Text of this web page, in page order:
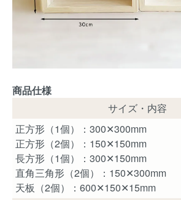
商品仕様
サイズ・内容
正方形（1個）：300✕300mm
正方形（2個）：150✕150mm
長方形（1個）：300✕150mm
直角三角形（2個）：150✕300mm
天板（2個）：600✕150✕15mm